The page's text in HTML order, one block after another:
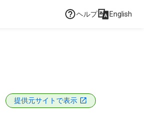
ヘルプ English
提供元サイトで表示